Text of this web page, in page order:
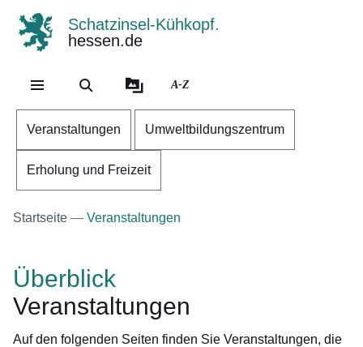
Schatzinsel-Kühkopf.
hessen.de
A-Z
Veranstaltungen Umweltbildungszentrum
Erholung und Freizeit
Startseite Veranstaltungen
Überblick
Veranstaltungen
Auf den folgenden Seiten finden Sie Veranstaltungen, die